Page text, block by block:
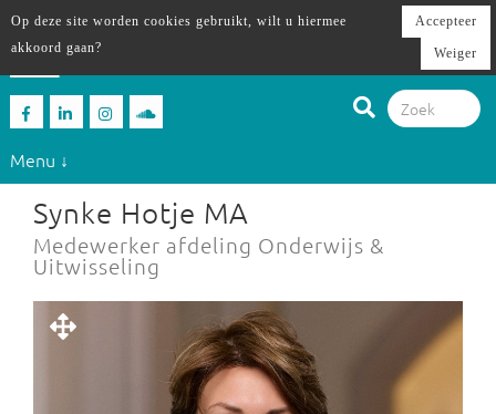
Menu ↓
Synke Hotje MA
Medewerker afdeling Onderwijs &
Uitwisseling
Op deze site worden cookies gebruikt, wilt u hiermee
akkoord gaan?
Accepteer
Weiger